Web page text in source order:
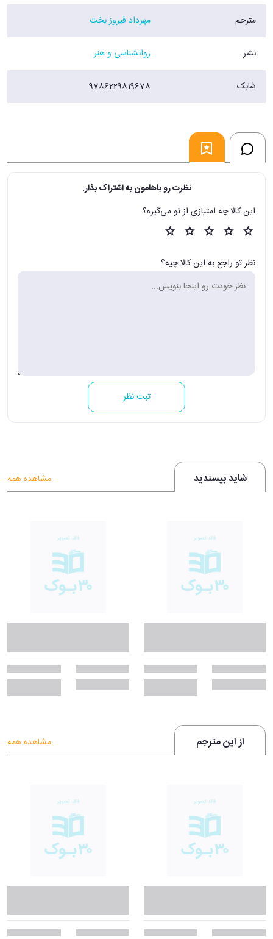
مترجم مهرداد فیروز بخت
نشر روانشناسی و هنر
شابک 9786229819678
نظرت رو باهامون به اشتراک بذار.
این کالا چه امتیازی از تو می‌گیره؟
نظر تو راجع به این کالا چیه؟
ثبت نظر
شاید بپسندید مشاهده همه
از این مترجم مشاهده همه